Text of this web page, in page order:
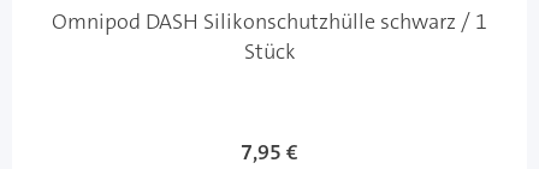
Omnipod DASH Silikonschutzhülle schwarz / 1
Stück
7,95 €